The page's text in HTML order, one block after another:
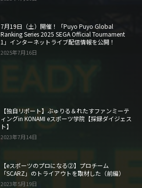
7月19日（土）開催！「Puyo Puyo Global
Ranking Series 2025 SEGA Official Tournament
1」インターネットライブ配信情報を公開！
2025年7月16日
【独自リポート】ぶゅりる＆れたすファンミーテ
ィングin KONAMI eスポーツ学院【採録ダイジェス
ト】
2023年7月14日
【eスポーツのプロになる②】プロチーム
「SCARZ」のトライアウトを取材した（前編）
2023年5月19日